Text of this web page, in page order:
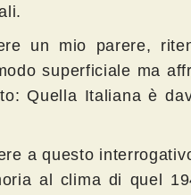
un mio parere,
superficiale ma
Quella Italiana è
a questo
al clima di quel